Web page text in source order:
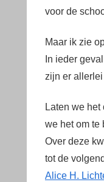
voor de
Maar ik zie
In ieder
zijn er
Laten we
we het om te
Over deze
tot de
Alice H.